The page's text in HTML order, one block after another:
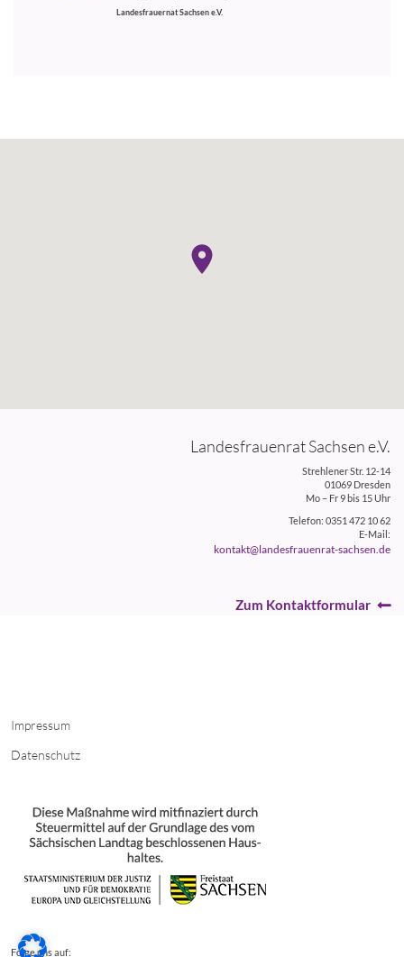
Landesfrauernat Sachsen e.V.
Landesfrauenrat Sachsen e.V.
Strehlener Str. 12-14
01069 Dresden
Mo – Fr 9 bis 15 Uhr
Telefon: 0351 472 10 62
E-Mail:
kontakt@landesfrauenrat-sachsen.de
Zum Kontaktformular
Impressum
Datenschutz
Folge uns auf: